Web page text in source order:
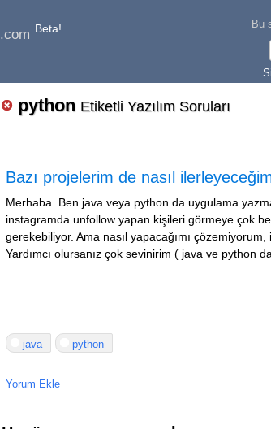
.com Beta! Bu
python Etiketli Yazılım Soruları
Bazı projelerim de nasıl
Merhaba. Ben java veya python da uygulama
instagramda unfollow yapan kişileri görmeye çok
gerekebiliyor. Ama nasıl yapacağımı
Yardımcı olursanız çok sevinirim ( java ve python
java python
Yorum Ekle